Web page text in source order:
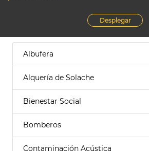
Desplegar
Albufera
Alquería de Solache
Bienestar Social
Bomberos
Contaminación Acústica